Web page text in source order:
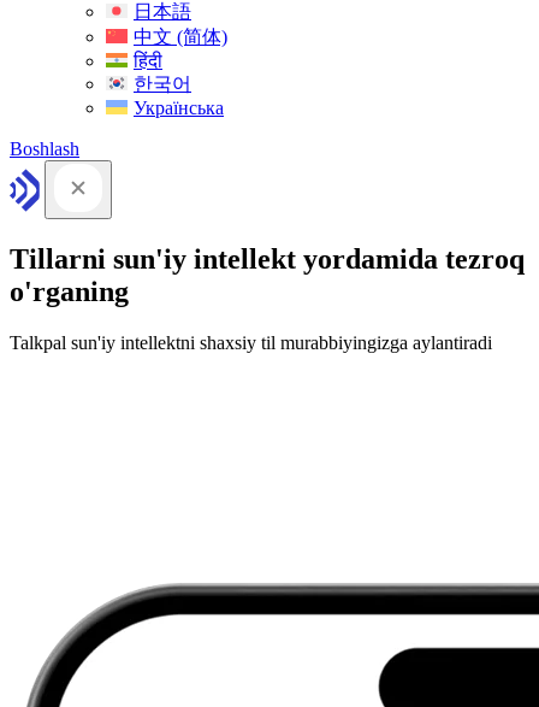
日本語
中文 (简体)
हिंदी
한국어
Українська
Boshlash
Tillarni sun'iy intellekt yordamida tezroq
o'rganing
Talkpal sun'iy intellektni shaxsiy til murabbiyingizga aylantiradi